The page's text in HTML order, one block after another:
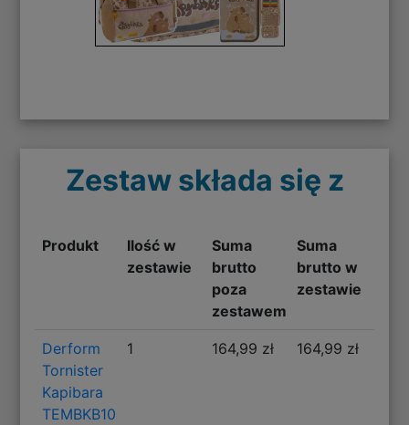
Zestaw składa się z
Produkt
Ilość w
zestawie
Suma
brutto
poza
zestawem
Suma
brutto w
zestawie
Derform
Tornister
Kapibara
TEMBKB10
1 164,99 zł 164,99 zł